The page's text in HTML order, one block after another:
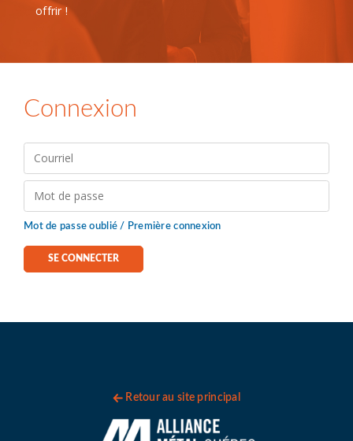
offrir !
Connexion
Mot de passe oublié / Première connexion
Retour au site principal